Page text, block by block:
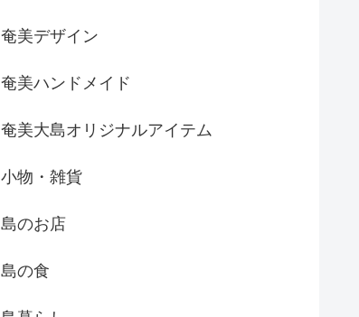
奄美デザイン
奄美ハンドメイド
奄美大島オリジナルアイテム
小物・雑貨
島のお店
島の食